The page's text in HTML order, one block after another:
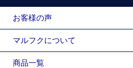
お客様の声
マルフクについて
商品一覧